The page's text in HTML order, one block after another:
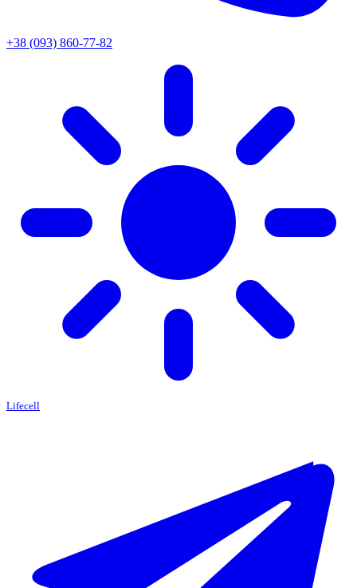
+38 (093) 860-77-82
Lifecell